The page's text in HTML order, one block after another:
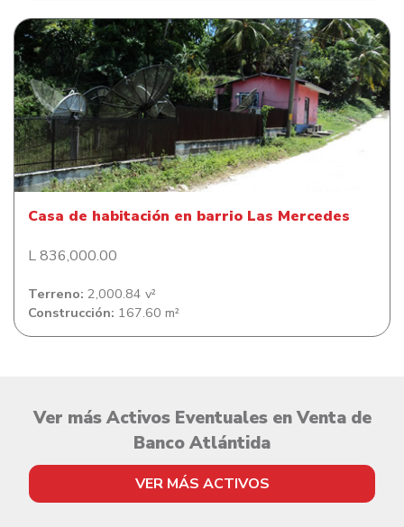
Casa de habitación en barrio Las Mercedes
Casa de habitación en barrio Las Mercedes
L 836,000.00
Terreno: 2,000.84 v²
Construcción: 167.60 m²
Ver más Activos Eventuales en Venta de
Banco Atlántida
VER MÁS ACTIVOS